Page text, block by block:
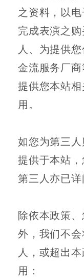
之资料，以
完成表演之
人、为提供
金流服务厂
提供您本站
用。
如您为第三
提供于本站，
第三人亦已详
除依本政策
外，我们不
人，或超出
用：